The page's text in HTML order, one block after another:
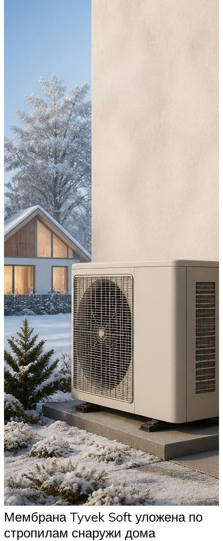
Мембрана Tyvek Soft уложена по
стропилам снаружи дома